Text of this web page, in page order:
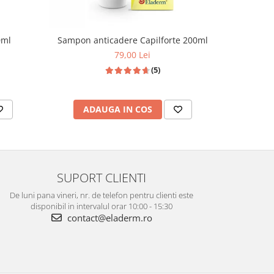
Sampon anticadere Capilforte 200ml
79,00 Lei
(5)
ADAUGA IN COS
SUPORT CLIENTI
De luni pana vineri, nr. de telefon pentru clienti este
disponibil in intervalul orar 10:00 - 15:30
contact@eladerm.ro